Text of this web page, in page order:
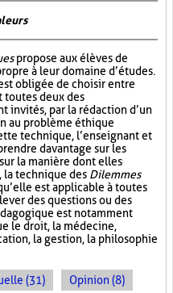
propose aux élèves de
à leur domaine d’études.
obligée de choisir entre
toutes deux des
invités, par la rédaction d’un
au problème éthique
technique, l’enseignant et
davantage sur les
la manière dont elles
la technique des Dilemmes
est applicable à toutes
des questions ou des
est notamment
le droit, la médecine,
la gestion, la philosophie
(31) Opinion (8)